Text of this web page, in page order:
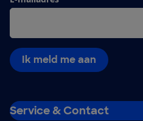
Ik meld me aan
Service & Contact